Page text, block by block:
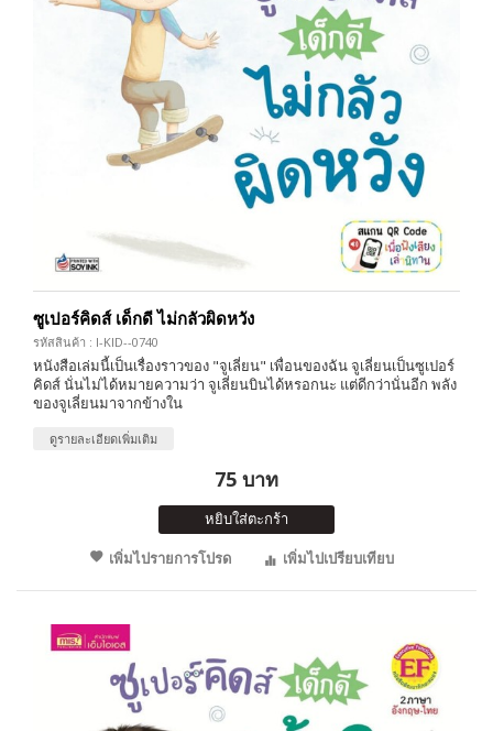
ซูเปอร์คิดส์ เด็กดี ไม่กลัวผิดหวัง
รหัสสินค้า : I-KID--0740
หนังสือเล่มนี้เป็นเรื่องราวของ "จูเลี่ยน" เพื่อนของฉัน จูเลี่ยนเป็นซูเปอร์
คิดส์ นั่นไม่ได้หมายความว่า จูเลี่ยนบินได้หรอกนะ แต่ดีกว่านั่นอีก พลัง
ของจูเลี่ยนมาจากข้างใน
ดูรายละเอียดเพิ่มเติม
75 บาท
หยิบใส่ตะกร้า
เพิ่มไปรายการโปรด
เพิ่มไปเปรียบเทียบ